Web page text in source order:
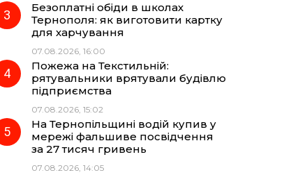
Безоплатні обіди в школах
Тернополя: як виготовити картку
для харчування
07.08.2026, 16:00
Пожежа на Текстильній:
рятувальники врятували будівлю
підприємства
07.08.2026, 15:02
На Тернопільщині водій купив у
мережі фальшиве посвідчення
за 27 тисяч гривень
07.08.2026, 14:05